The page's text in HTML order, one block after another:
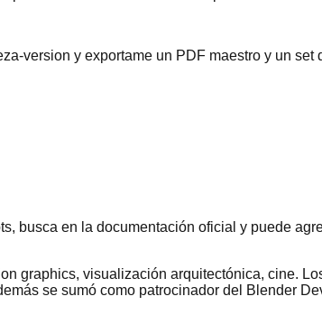
version y exportame un PDF maestro y un set
busca en la documentación oficial y puede
graphics, visualización arquitectónica, cine.
se sumó como patrocinador del Blender